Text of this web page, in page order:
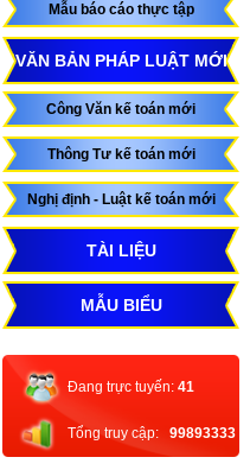
Mẫu báo cáo thực tập
VĂN BẢN PHÁP LUẬT MỚI
Công Văn kế toán mới
Thông Tư kế toán mới
Nghị định - Luật kế toán mới
TÀI LIỆU
MẪU BIỂU
Đang trực tuyến: 41
Tổng truy cập: 99893333